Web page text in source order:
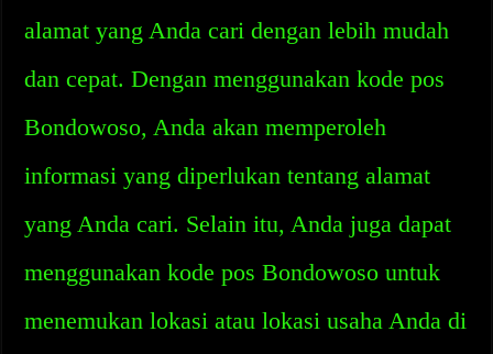
alamat yang Anda cari dengan lebih mudah
dan cepat. Dengan menggunakan kode pos
Bondowoso, Anda akan memperoleh
informasi yang diperlukan tentang alamat
yang Anda cari. Selain itu, Anda juga dapat
menggunakan kode pos Bondowoso untuk
menemukan lokasi atau lokasi usaha Anda di